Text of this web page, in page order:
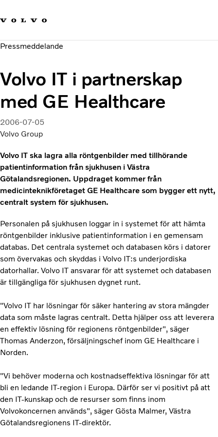
Hållbara transporter
Investerare
Nyheter och Media
Pressmeddelande
Volvo IT i partnerskap
med GE Healthcare
2006-07-05
Volvo Group
Volvo IT ska lagra alla röntgenbilder med tillhörande
patientinformation från sjukhusen i Västra
Götalandsregionen. Uppdraget kommer från
medicinteknikföretaget GE Healthcare som bygger ett nytt,
centralt system för sjukhusen.
Personalen på sjukhusen loggar in i systemet för att hämta
röntgenbilder inklusive patientinformation i en gemensam
databas. Det centrala systemet och databasen körs i datorer
som övervakas och skyddas i Volvo IT:s underjordiska
datorhallar. Volvo IT ansvarar för att systemet och databasen
är tillgängliga för sjukhusen dygnet runt.
"Volvo IT har lösningar för säker hantering av stora mängder
data som måste lagras centralt. Detta hjälper oss att leverera
en effektiv lösning för regionens röntgenbilder", säger
Thomas Anderzon, försäljningschef inom GE Healthcare i
Norden.
"Vi behöver moderna och kostnadseffektiva lösningar för att
bli en ledande IT-region i Europa. Därför ser vi positivt på att
den IT-kunskap och de resurser som finns inom
Volvokoncernen används", säger Gösta Malmer, Västra
Götalandsregionens IT-direktör.